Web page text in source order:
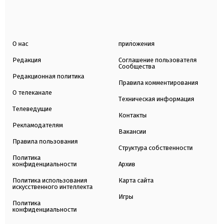
О нас
Редакция
Редакционная политика
О телеканале
Телеведущие
Рекламодателям
Правила пользования
Политика
конфиденциальности
Политика использования
искусственного интеллекта
Политика
конфиденциальности
приложения
Соглашение пользователя
Сообщества
Правила комментирования
Техническая информация
Контакты
Вакансии
Структура собственности
Архив
Карта сайта
Игры